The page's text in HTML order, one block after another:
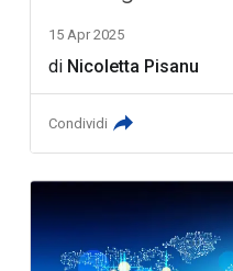
15 Apr 2025
di Nicoletta Pisanu
Condividi